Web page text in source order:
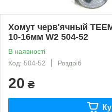
Хомут черв'ячный
10-16мм W2 504-52
В наявності
Код: 504-52
Роздріб
20 ₴